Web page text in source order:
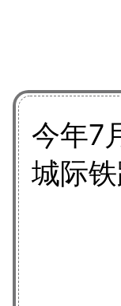
今年7
城际